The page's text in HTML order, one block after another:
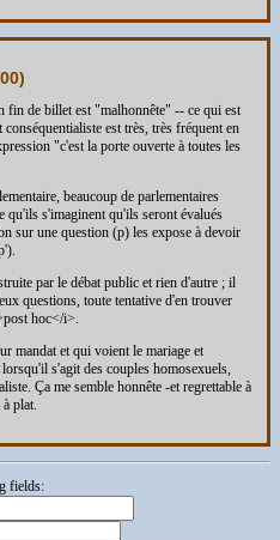
)
fin de billet est "malhonnête" -- ce qui est
est très, très fréquent en
"c'est la porte ouverte à toutes les
beaucoup de parlementaires
qu'ils s'imaginent qu'ils seront évalués
sur une question (p) les expose à devoir
par le débat public et rien d'autre ; il
questions, toute tentative d'en trouver
hoc</i>.
mandat et qui voient le mariage et
s'agit des couples homosexuels,
Ça me semble honnête -et regrettable à
plat.
fields: